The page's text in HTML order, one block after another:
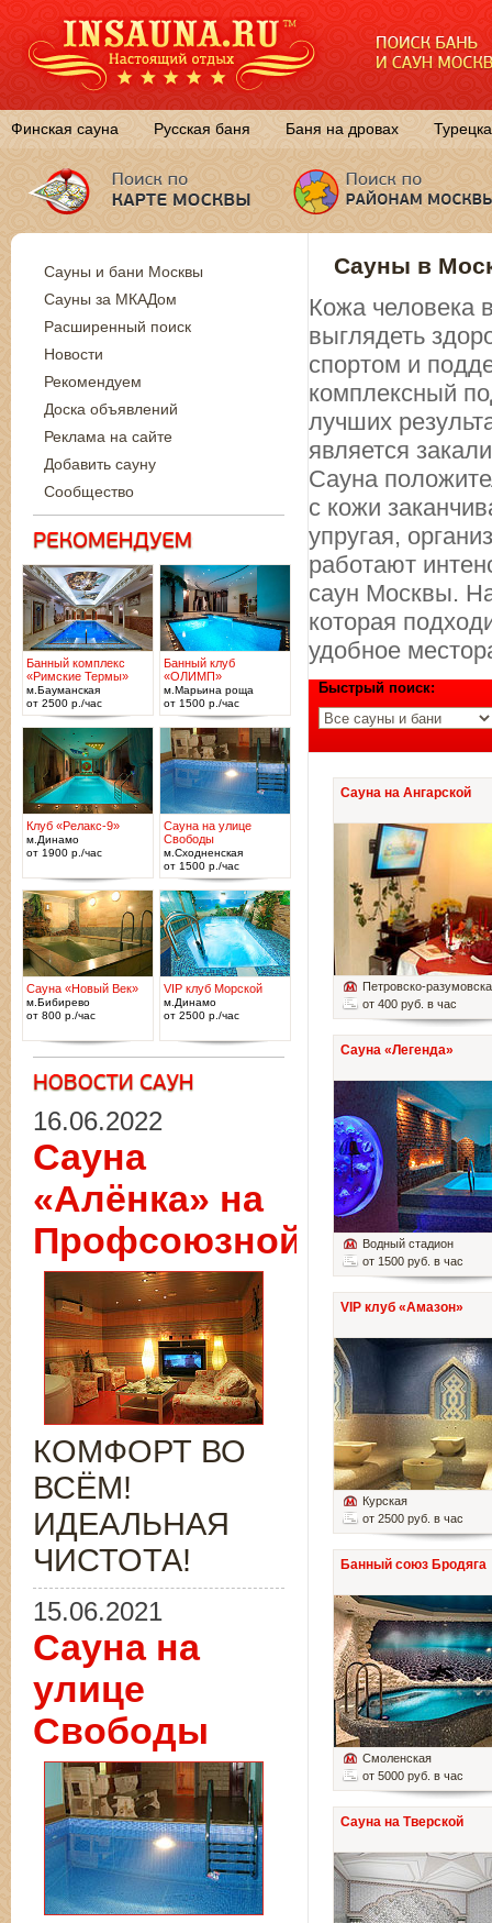
Финская сауна Русская баня Баня на дровах
Сауны в
Кожа человека
выглядеть
спортом и
комплексный
лучших
является
Сауна
с кожи
упругая,
работают
саун Москвы.
которая
удобное
Быстрый поиск:
Сауна на Ангарской
Петровско-
от 400 руб. в час
Сауна «Легенда»
Водный стадион
от 1500 руб. в час
VIP клуб «Амазон»
Курская
от 2500 руб. в час
Банный союз Бродяга
Смоленская
от 5000 руб. в час
Сауна на Тверской
Сауны и бани Москвы
Сауны за МКАДом
Расширенный поиск
Новости
Рекомендуем
Доска объявлений
Реклама на сайте
Добавить сауну
Сообщество
Банный комплекс
«Римские Термы»
м.Бауманская
от 2500 р./час
Банный клуб
«ОЛИМП»
м.Марьина роща
от 1500 р./час
Клуб «Релакс-9»
м.Динамо
от 1900 р./час
Сауна на улице
Свободы
м.Сходненская
от 1500 р./час
Сауна «Новый Век»
м.Бибирево
от 800 р./час
VIP клуб Морской
м.Динамо
от 2500 р./час
16.06.2022
Сауна
«Алёнка» на
Профсоюзной
КОМФОРТ ВО
ВСЁМ!
ИДЕАЛЬНАЯ
ЧИСТОТА!
15.06.2021
Сауна на
улице
Свободы